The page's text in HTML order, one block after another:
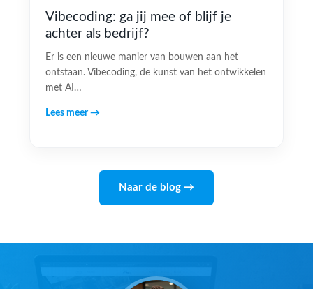
Vibecoding: ga jij mee of blijf je
achter als bedrijf?
Er is een nieuwe manier van bouwen aan het
ontstaan. Vibecoding, de kunst van het ontwikkelen
met AI…
Lees meer →
Naar de blog →